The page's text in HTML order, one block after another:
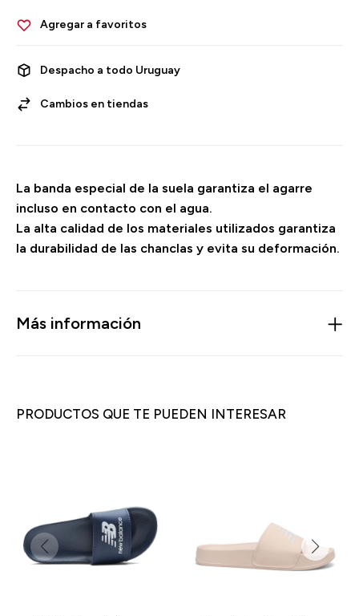
Despacho a todo Uruguay
Cambios en tiendas
La banda especial de la suela garantiza el agarre
incluso en contacto con el agua.
La alta calidad de los materiales utilizados garantiza
la durabilidad de las chanclas y evita su deformación.
Más información
PRODUCTOS QUE TE PUEDEN INTERESAR